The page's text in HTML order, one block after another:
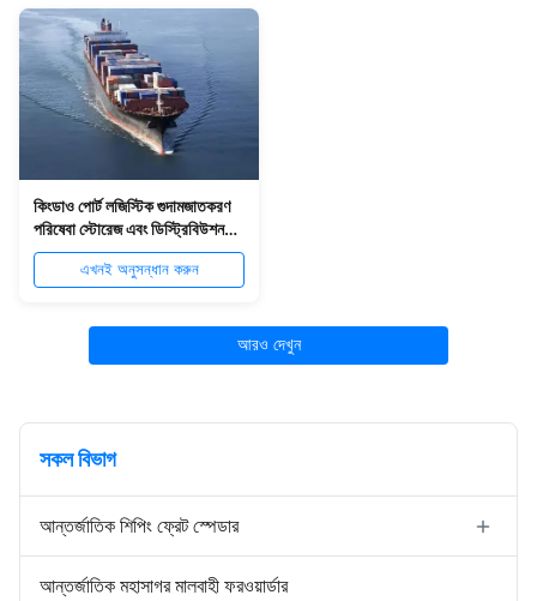
কিংডাও পোর্ট লজিস্টিক গুদামজাতকরণ
পরিষেবা স্টোরেজ এবং ডিস্ট্রিবিউশন
পরিষেবা
এখনই অনুসন্ধান করুন
আরও দেখুন
সকল বিভাগ
আন্তর্জাতিক শিপিং ফ্রেট স্পেডার
ফরোয়ার্ড রপ্তানি আমদানি
আন্তর্জাতিক মহাসাগর মালবাহী ফরওয়ার্ডার